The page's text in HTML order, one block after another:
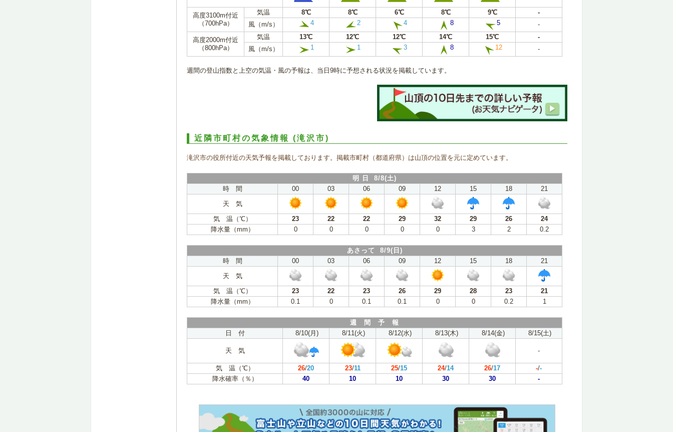
高度3100m付近
（700hPa）
気温 8℃ 8℃ 6℃ 8℃ 9℃
-
風（m/s）
4 2 4 8 5 -
高度2000m付近
（800hPa）
気温 13℃ 12℃ 12℃ 14℃ 15℃
-
風（m/s）
1 1 3 8 12 -
週間の登山指数と上空の気温・風の予報は、当日9時に予想される状況を掲載しています。
近隣市町村の気象情報 (滝沢市)
滝沢市の役所付近の天気予報を掲載しております。掲載市町村（都道府県）は山頂の位置を元に定めています。
明 日 8/8(土)
時 間
00 03 06 09 12 15 18
21
天 気
気 温（℃）
23 22 22 29 32 29 26
24
降水量（mm）
0 0 0 0 0 3 2 0.2
あさって 8/9(日)
時 間
00 03 06 09 12 15 18
21
天 気
気 温（℃）
23 22 23 26 29 28 23
21
降水量（mm）
0.1 0 0.1 0.1 0 0 0.2 1
週 間 予 報
日 付
8/10(月) 8/11(火) 8/12(水) 8/13(木) 8/14(金) 8/15(土)
天 気 -
気 温（℃） 26/20 23/11 25/15 24/14 26/17 -/-
降水確率（％）
40 10 10 30 30 -